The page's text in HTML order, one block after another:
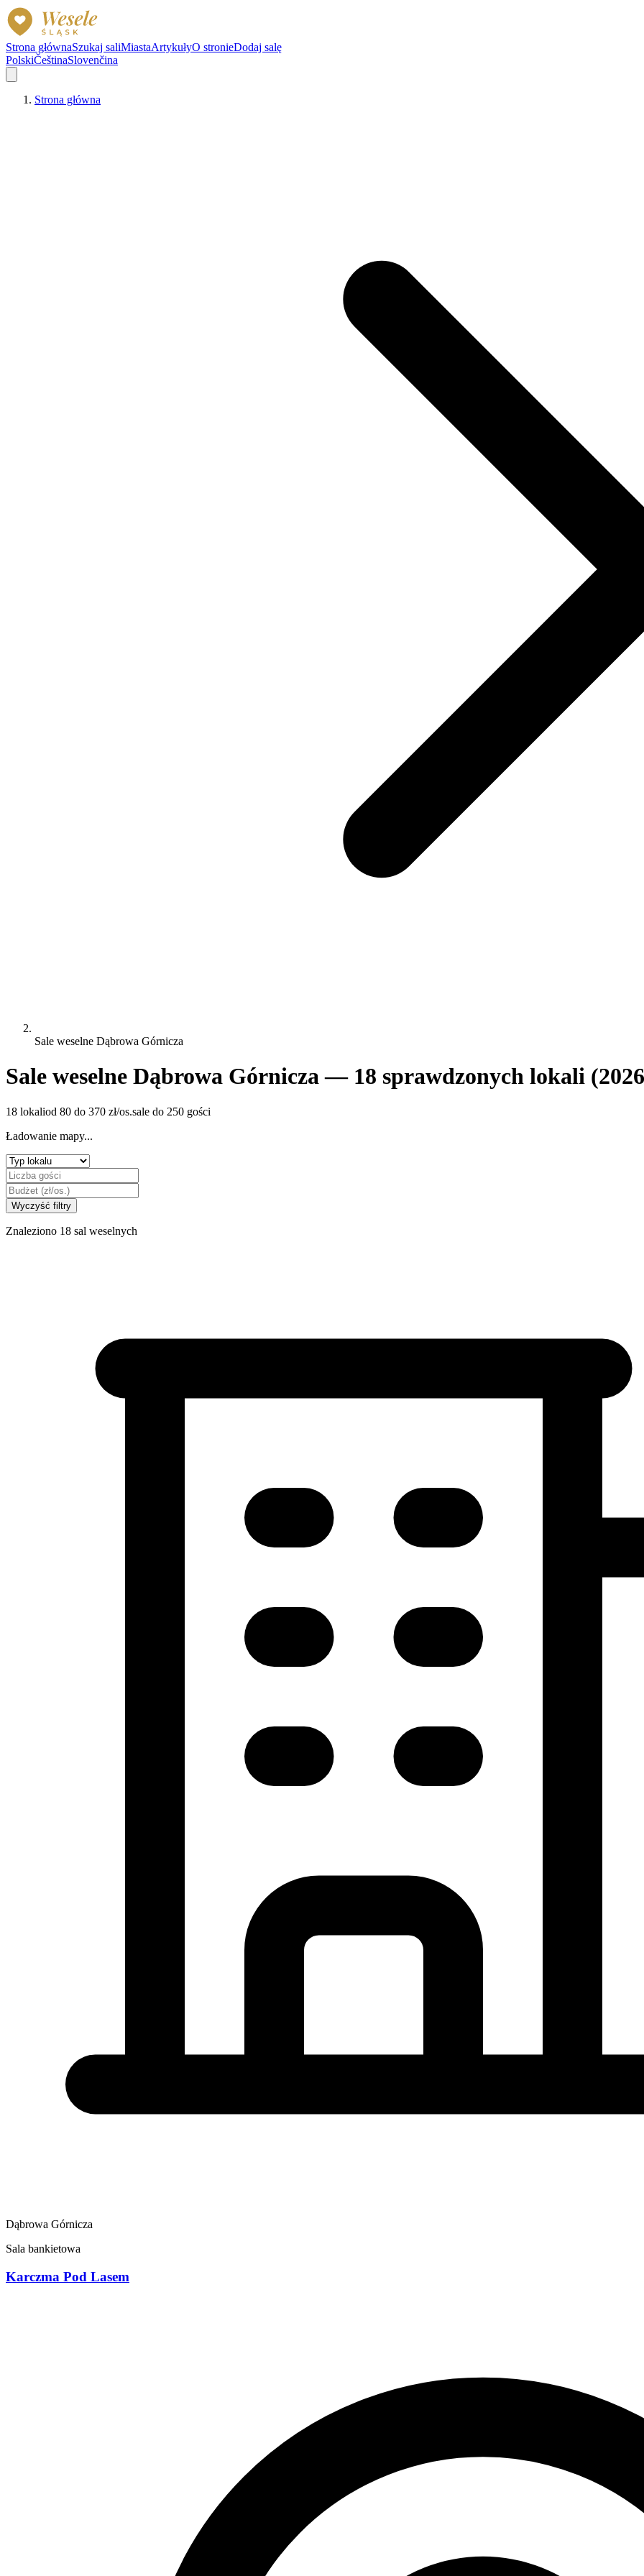
Strona głównaSzukaj saliMiastaArtykułyO stronieDodaj salę
PolskiČeštinaSlovenčina
Strona główna
Sale weselne Dąbrowa Górnicza
Sale weselne Dąbrowa Górnicza — 18 sprawdzonych lokali
18 lokaliod 80 do 370 zł/os.sale do 250 gości
Ładowanie mapy...
Wyczyść filtry
Znaleziono 18 sal weselnych
Dąbrowa Górnicza
Sala bankietowa
Karczma Pod Lasem